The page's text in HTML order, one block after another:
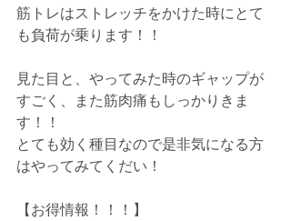
筋トレはストレッチをかけた時にとて
も負荷が乗ります！！
見た目と、やってみた時のギャップが
すごく、また筋肉痛もしっかりきま
す！！
とても効く種目なので是非気になる方
はやってみてくだい！
【お得情報！！！】